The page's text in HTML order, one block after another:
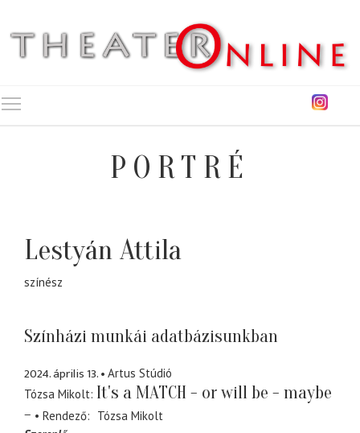
PORTRÉ
Lestyán Attila
színész
Színházi munkái adatbázisunkban
2024. április 13.
Artus Stúdió
Tózsa Mikolt It's a MATCH - or will be - maybe
-
Rendező
Tózsa Mikolt